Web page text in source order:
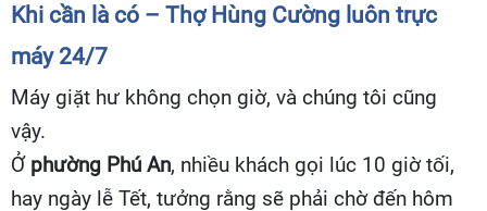
Khi cần là có – Thợ Hùng Cường luôn trực
máy 24/7
Máy giặt hư không chọn giờ, và chúng tôi cũng
vậy.
Ở phường Phú An, nhiều khách gọi lúc 10 giờ tối,
hay ngày lễ Tết, tưởng rằng sẽ phải chờ đến hôm